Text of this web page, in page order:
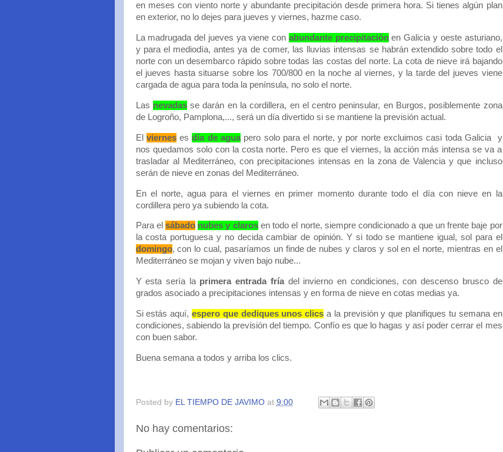
en meses con viento norte y abundante precipitación desde primera hora. Si tienes algún plan
en exterior, no lo dejes para jueves y viernes, hazme caso.
La madrugada del jueves ya viene con abundante precipitaciónen Galicia y oeste asturiano,
y para el mediodía, antes ya de comer, las lluvias intensas se habrán extendido sobre todo el
norte con un desembarco rápido sobre todas las costas del norte. La cota de nieve irá bajando
el jueves hasta situarse sobre los 700/800 en la noche al viernes, y la tarde del jueves viene
cargada de agua para toda la península, no solo el norte.
Las nevadasse darán en la cordillera, en el centro peninsular, en Burgos, posiblemente zona
de Logroño, Pamplona,..., será un día divertido si se mantiene la previsión actual.
El viernesesdía de agua pero solo para el norte, y por norte excluimos casi toda Galicia y
nos quedamos solo con la costa norte. Pero es que el viernes, la acción más intensa se va a
trasladar al Mediterráneo, con precipitaciones intensas en la zona de Valencia y que incluso
serán de nieve en zonas del Mediterráneo.
En el norte, agua para el viernes en primer momento durante todo el día con nieve en la
cordillera pero ya subiendo la cota.
Para el sábado nubes y clarosen todo el norte, siempre condicionado a que un frente baje por
la costa portuguesa y no decida cambiar de opinión. Y si todo se mantiene igual, sol para el
domingo, con lo cual, pasaríamos un finde de nubes y claros y sol en el norte, mientras en el
Mediterráneo se mojan y viven bajo nube...
Y esta sería la primera entrada fríadel invierno en condiciones, con descenso brusco de
grados asociado a precipitaciones intensas y en forma de nieve en cotas medias ya.
Si estás aquí, espero que dediques unos clics a la previsión y que planifiques tu semana en
condiciones, sabiendo la previsión del tiempo. Confío es que lo hagas y así poder cerrar el mes
con buen sabor.
Buena semana a todos y arriba los clics.
Posted by EL TIEMPO DE JAVIMO at 9:00
No hay comentarios: